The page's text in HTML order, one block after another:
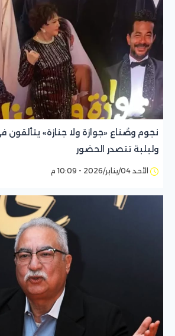
نجوم وصُناع «جوازة ولا جنازة»
ولبلبة تتصدر الحضور
الأحد 04/يناير/2026 - 10:09 م